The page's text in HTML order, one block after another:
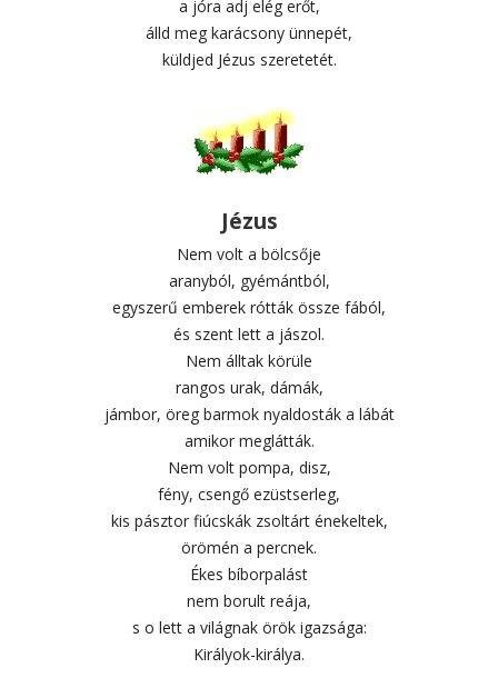
a jóra adj elég erőt,
álld meg karácsony ünnepét,
küldjed Jézus szeretetét.
Jézus
Nem volt a bölcsője
aranyból, gyémántból,
egyszerű emberek rótták össze fából,
és szent lett a jászol.
Nem álltak körüle
rangos urak, dámák,
jámbor, öreg barmok nyaldosták a lábát
amikor meglátták.
Nem volt pompa, disz,
fény, csengő ezüstserleg,
kis pásztor fiúcskák zsoltárt énekeltek,
örömén a percnek.
Ékes bíborpalást
nem borult reája,
s o lett a világnak örök igazsága:
Királyok-királya.